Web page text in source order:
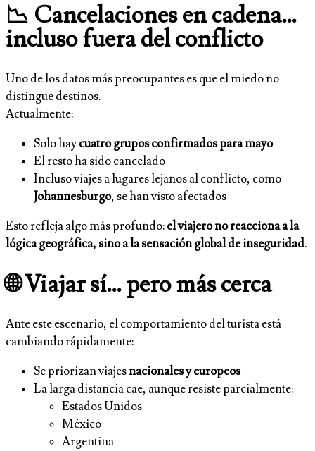
📉 Cancelaciones en cadena…
incluso fuera del conflicto
Uno de los datos más preocupantes es que el miedo no
distingue destinos.
Actualmente:
Solo haycuatro grupos confirmados para mayo
El resto ha sido cancelado
Incluso viajes a lugares lejanos al conflicto, como
Johannesburgo, se han visto afectados
Esto refleja algo más profundo:el viajero no reacciona a la
lógica geográfica, sino a la sensación global de inseguridad.
🌐 Viajar sí… pero más cerca
Ante este escenario, el comportamiento del turista está
cambiando rápidamente:
Se priorizan viajesnacionales y europeos
La larga distancia cae, aunque resiste parcialmente:
Estados Unidos
México
Argentina